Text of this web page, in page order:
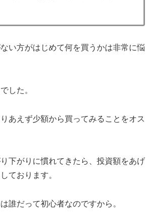
い方がはじめて何を買うかは非常に悩
した。
あえず少額から買ってみることをオス
下がりに慣れてきたら、投資額をあげ
ております。
誰だって初心者なのですから。